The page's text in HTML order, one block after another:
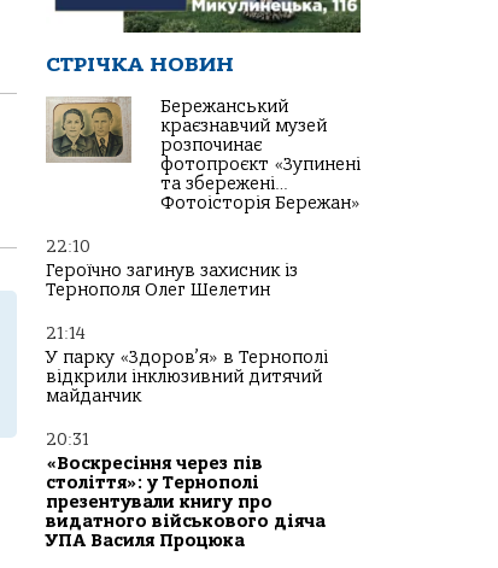
СТРІЧКА НОВИН
Бережанський
краєзнавчий музей
розпочинає
фотопроєкт «Зупинені
та збережені…
Фотоісторія Бережан»
22:10
Героїчно загинув захисник із
Тернополя Олег Шелетин
21:14
У парку «Здоров’я» в Тернополі
відкрили інклюзивний дитячий
майданчик
20:31
«Воскресіння через пів
століття»: у Тернополі
презентували книгу про
видатного військового діяча
УПА Василя Процюка